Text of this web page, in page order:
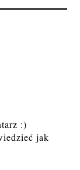
:)
jak